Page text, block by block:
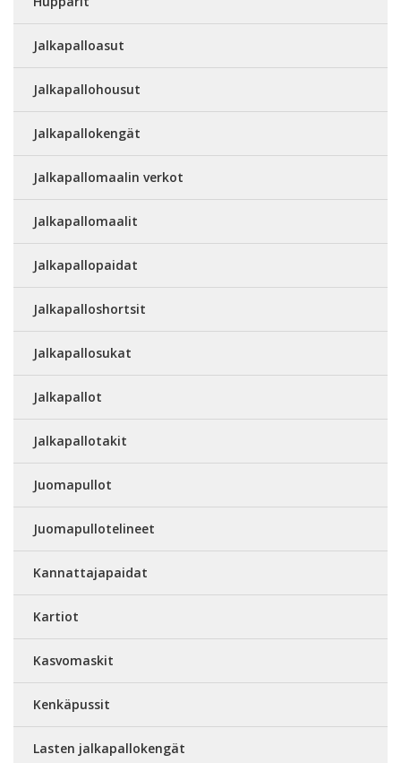
Jalkapalloasut
Jalkapallohousut
Jalkapallokengät
Jalkapallomaalin verkot
Jalkapallomaalit
Jalkapallopaidat
Jalkapalloshortsit
Jalkapallosukat
Jalkapallot
Jalkapallotakit
Juomapullot
Juomapullotelineet
Kannattajapaidat
Kartiot
Kasvomaskit
Kenkäpussit
Lasten jalkapallokengät